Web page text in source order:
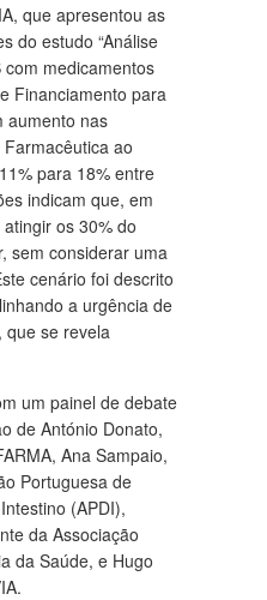
que apresentou as
do estudo “Análise
medicamentos
Financiamento para
aumento nas
ao
para 18% entre
indicam que, em
os 30% do
sem considerar uma
cenário foi descrito
a urgência de
que se revela
um painel de debate
de António Donato,
Ana Sampaio,
Portuguesa de
(APDI),
da Associação
da Saúde, e Hugo